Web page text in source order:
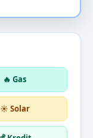
🔥 Gas
☀️ Solar